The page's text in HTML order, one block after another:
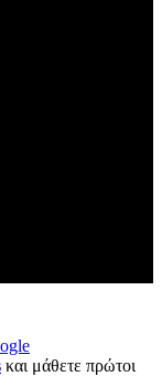
και μάθετε πρώτοι